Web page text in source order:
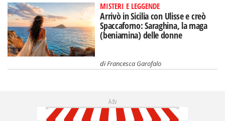
MISTERI E LEGGENDE
Arrivò in Sicilia con Ulisse e creò
Spaccaforno: Saraghina, la maga
(beniamina) delle donne
diFrancesca Garofalo
Adv